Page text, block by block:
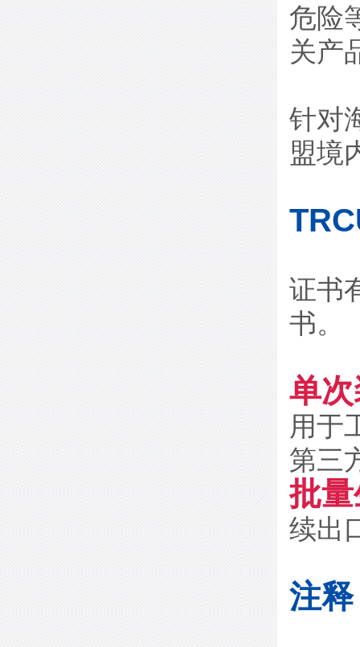
危险
关产
针对
盟境
证书
书。
单
用于
第三
批
续出
注释